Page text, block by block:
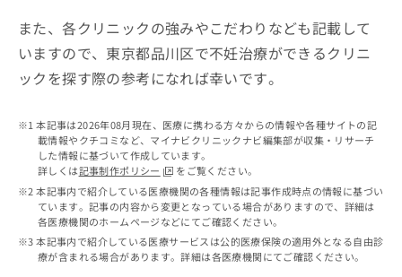
また、各クリニックの強みやこだわりなども記載して
いますので、東京都品川区で不妊治療ができるクリニ
ックを探す際の参考になれば幸いです。
本記事は2026年08月現在、医療に携わる方々からの情報や各種サイトの記
載情報やクチコミなど、マイナビクリニックナビ編集部が収集・リサーチ
した情報に基づいて作成しています。
詳しくは記事制作ポリシー
をご覧ください。
本記事内で紹介している医療機関の各種情報は記事作成時点の情報に基づい
ています。記事の内容から変更となっている場合がありますので、詳細は
各医療機関のホームページなどにてご確認ください。
本記事内で紹介している医療サービスは公的医療保険の適用外となる自由診
療が含まれる場合があります。詳細は各医療機関にてご確認ください。
い
わ
せ
ち
らは
マイ
ナビ
クリ
ニッ
の
問
い
せ
ち
資
店
方
は
ち
広
稿